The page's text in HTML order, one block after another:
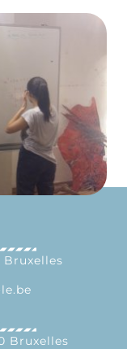
Bruxelles
Bruxelles